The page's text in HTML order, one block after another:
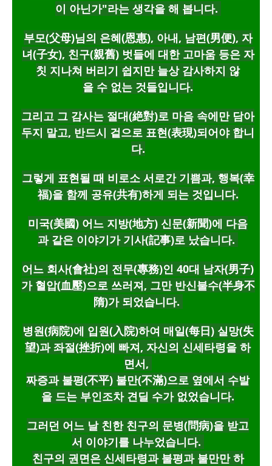
이 아닌가"라는 생각을 해 봅니다.
부모(父母)님의 은혜(恩惠), 아내, 남편(男便), 자
녀(子女), 친구(親舊) 벗들에 대한 고마움 등은 자
칫 지나쳐 버리기 쉽지만 늘상 감사하지 않
을 수 없는 것들입니다.
그리고 그 감사는 절대(絶對)로 마음 속에만 담아
두지 말고, 반드시 겉으로 표현(表現)되어야 합니
다.
그렇게 표현될 때 비로소 서로간 기쁨과, 행복(幸
福)을 함께 공유(共有)하게 되는 것입니다.
미국(美國) 어느 지방(地方) 신문(新聞)에 다음
과 같은 이야기가 기사(記事)로 났습니다.
어느 회사(會社)의 전무(專務)인 40대 남자(男子)
가 혈압(血壓)으로 쓰러져, 그만 반신불수(半身不
隋)가 되었습니다.
병원(病院)에 입원(入院)하여 매일(每日) 실망(失
望)과 좌절(挫折)에 빠져, 자신의 신세타령을 하
면서,
짜증과 불평(不平) 불만(不滿)으로 옆에서 수발
을 드는 부인조차 견딜 수가 없었습니다.
그러던 어느 날 친한 친구의 문병(問病)을 받고
서 이야기를 나누었습니다.
친구의 권면은 신세타령과 불평과 불만만 하